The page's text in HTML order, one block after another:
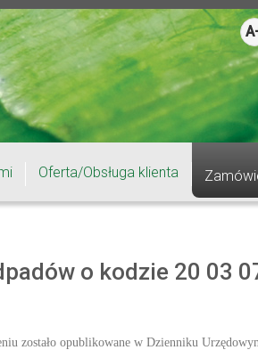
Oferta/Obsługa klienta
o kodzie 20 03
zostało opublikowane w Dzienniku